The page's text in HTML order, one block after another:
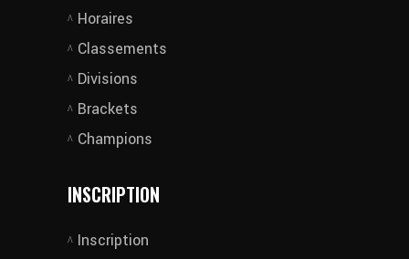
Horaires
Classements
Divisions
Brackets
Champions
INSCRIPTION
Inscription